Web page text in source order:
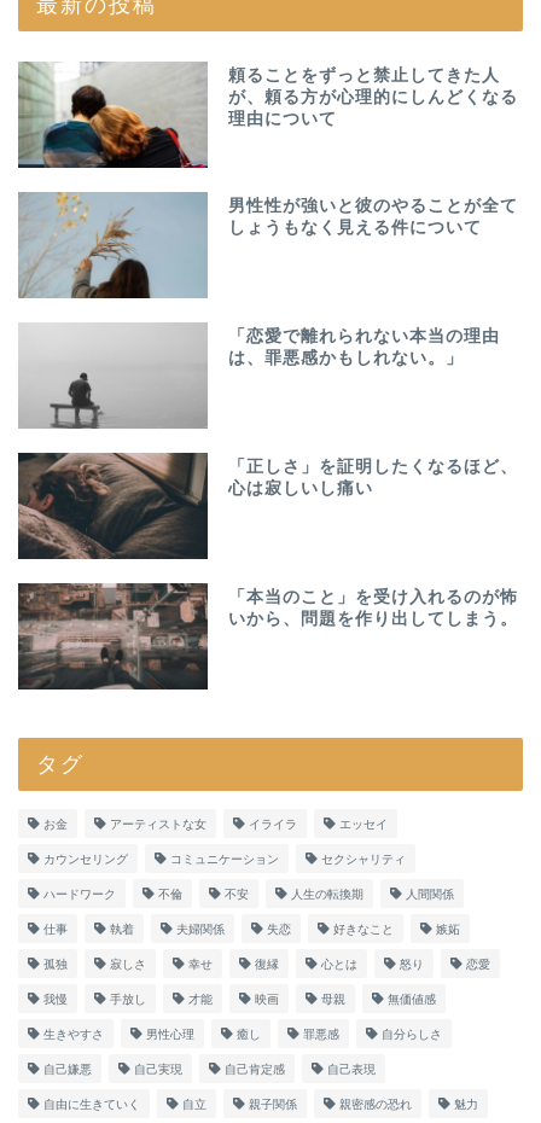
頼ることをずっと禁止してきた人
が、頼る方が心理的にしんどくなる
理由について
男性性が強いと彼のやることが全て
しょうもなく見える件について
「恋愛で離れられない本当の理由
は、罪悪感かもしれない。」
「正しさ」を証明したくなるほど、
心は寂しいし痛い
「本当のこと」を受け入れるのが怖
いから、問題を作り出してしまう。
タグ
お金 アーティストな女 イライラ エッセイ
カウンセリング コミュニケーション セクシャリティ
ハードワーク 不倫 不安 人生の転換期 人間関係
仕事 執着 夫婦関係 失恋 好きなこと 嫉妬
孤独 寂しさ 幸せ 復縁 心とは 怒り 恋愛
我慢 手放し 才能 映画 母親 無価値感
生きやすさ 男性心理 癒し 罪悪感 自分らしさ
自己嫌悪 自己実現 自己肯定感 自己表現
自由に生きていく 自立 親子関係 親密感の恐れ 魅力